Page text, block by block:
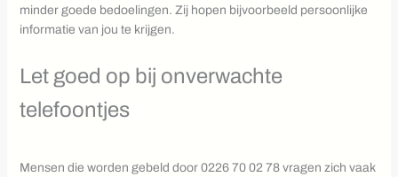
minder goede bedoelingen. Zij hopen bijvoorbeeld persoonlijke
informatie van jou te krijgen.
Let goed op bij onverwachte
telefoontjes
Mensen die worden gebeld door 0226 70 02 78 vragen zich vaak